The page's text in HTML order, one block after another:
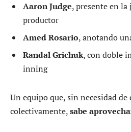
Aaron Judge, presente en la
productor
Amed Rosario, anotando
Randal Grichuk, con doble
inning
Un equipo que, sin necesidad de
colectivamente,sabe